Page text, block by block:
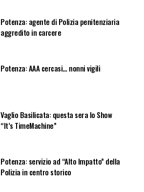
Potenza: agente di Polizia penitenziaria
aggredito in carcere
Potenza: AAA cercasi… nonni vigili
Vaglio Basilicata: questa sera lo Show
“It’s TimeMachine”
Potenza: servizio ad “Alto Impatto” della
Polizia in centro storico